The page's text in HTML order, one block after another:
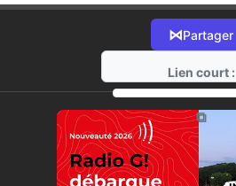
⋈Partager
Lien court :
⧉